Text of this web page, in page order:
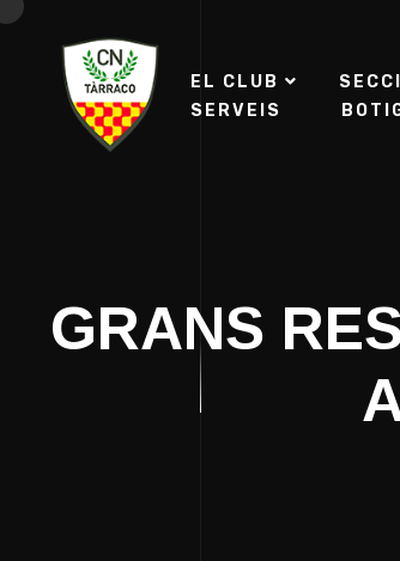
EL CLUB
SERVEIS
GRANS